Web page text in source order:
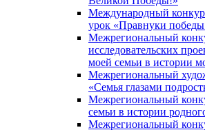
Международный
урок «Правнуки
Межрегиональный
исследовательских
моей семьи в истории
Межрегиональный
«Семья глазами
Межрегиональный
семьи в истории
Межрегиональный